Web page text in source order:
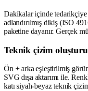
Dakikalar içinde tedarikçiye
adlandırılmış dikiş (ISO
paketine dayanır. Gerçek
Teknik çizim
Ön + arka eşleştirilmiş
SVG dışa aktarımı ile.
katı siyah-beyaz teknik